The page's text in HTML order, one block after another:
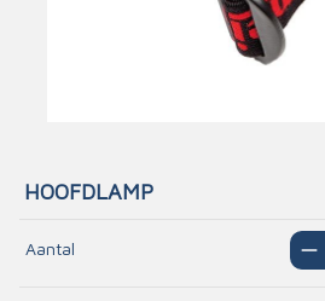
HOOFDLAMP
Aantal